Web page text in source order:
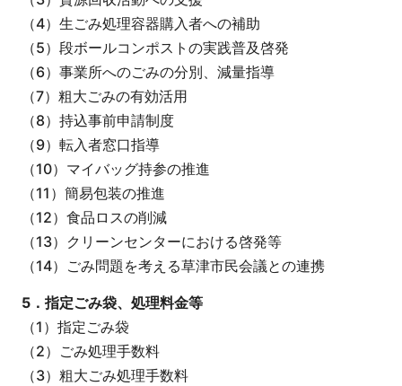
（4）生ごみ処理容器購入者への補助
（5）段ボールコンポストの実践普及啓発
（6）事業所へのごみの分別、減量指導
（7）粗大ごみの有効活用
（8）持込事前申請制度
（9）転入者窓口指導
（10）マイバッグ持参の推進
（11）簡易包装の推進
（12）食品ロスの削減
（13）クリーンセンターにおける啓発等
（14）ごみ問題を考える草津市民会議との連携
5．指定ごみ袋、処理料金等
（1）指定ごみ袋
（2）ごみ処理手数料
（3）粗大ごみ処理手数料